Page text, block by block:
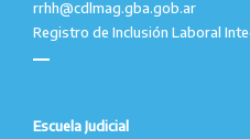
rrhh@cdlmag.gba.gob.ar
Registro de Inclusión Laboral
Escuela Judicial